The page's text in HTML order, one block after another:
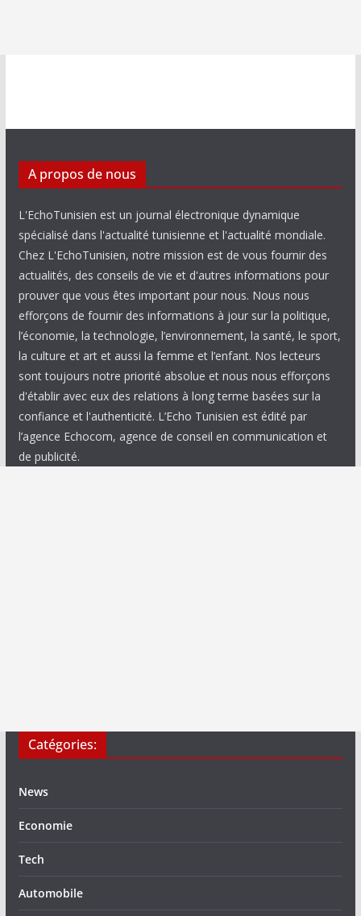
A propos de nous
L'EchoTunisien est un journal électronique dynamique
spécialisé dans l'actualité tunisienne et l'actualité mondiale.
Chez L'EchoTunisien, notre mission est de vous fournir des
actualités, des conseils de vie et d'autres informations pour
prouver que vous êtes important pour nous. Nous nous
efforçons de fournir des informations à jour sur la politique,
l’économie, la technologie, l’environnement, la santé, le sport,
la culture et art et aussi la femme et l’enfant. Nos lecteurs
sont toujours notre priorité absolue et nous nous efforçons
d'établir avec eux des relations à long terme basées sur la
confiance et l'authenticité. L’Echo Tunisien est édité par
l’agence Echocom, agence de conseil en communication et
de publicité.
Catégories:
News
Economie
Tech
Automobile